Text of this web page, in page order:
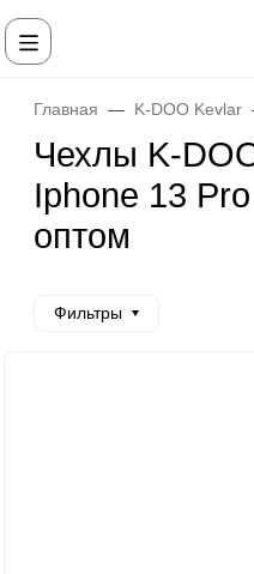
Главная K-DOO Kevlar
Чехлы K-
Iphone 13
оптом
Фильтры